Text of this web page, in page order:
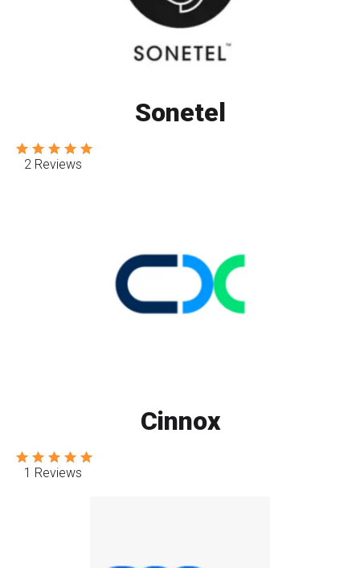
Sonetel
2 Reviews
Cinnox
1 Reviews